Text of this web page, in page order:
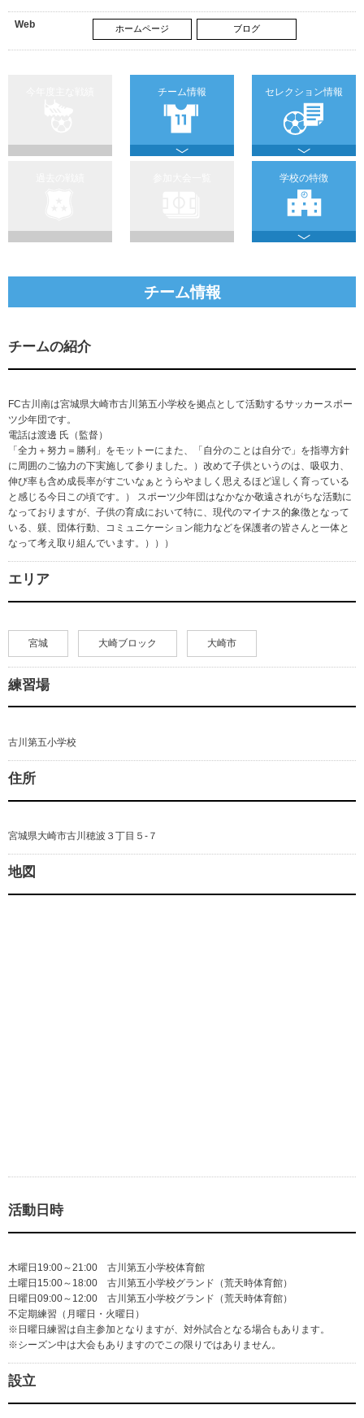
Web ホームページ ブログ
チーム情報 セレクション情報
学校の特徴
チーム情報
チームの紹介
FC古川南は宮城県大崎市古川第五小学校を拠点として活動するサッカースポー
ツ少年団です。
電話は渡邊 氏（監督）
「全力＋努力＝勝利」をモットーにまた、「自分のことは自分で」を指導方針
に周囲のご協力の下実施して参りました。）改めて子供というのは、吸収力、
伸び率も含め成長率がすごいなぁとうらやましく思えるほど逞しく育っている
と感じる今日この頃です。） スポーツ少年団はなかなか敬遠されがちな活動に
なっておりますが、子供の育成において特に、現代のマイナス的象徴となって
いる、躾、団体行動、コミュニケーション能力などを保護者の皆さんと一体と
なって考え取り組んでいます。）））
エリア
宮城 大崎ブロック 大崎市
練習場
古川第五小学校
住所
宮城県大崎市古川穂波３丁目５-７
地図
活動日時
木曜日19:00～21:00 古川第五小学校体育館
土曜日15:00～18:00 古川第五小学校グランド（荒天時体育館）
日曜日09:00～12:00 古川第五小学校グランド（荒天時体育館）
不定期練習（月曜日・火曜日）
※日曜日練習は自主参加となりますが、対外試合となる場合もあります。
※シーズン中は大会もありますのでこの限りではありません。
設立